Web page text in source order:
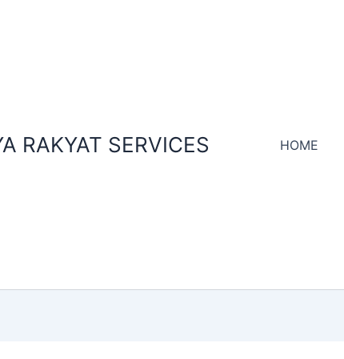
RAKYAT SERVICES HOME